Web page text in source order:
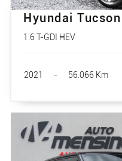
Hyundai Tucson
1.6 T-GDI HEV
2021 - 56.066 Km